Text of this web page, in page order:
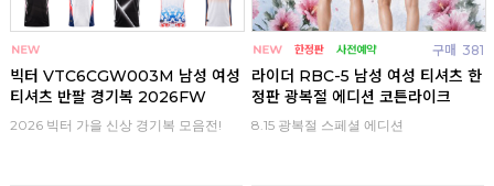
빅터 VTC6CGW003M 남성 여성
티셔츠 반팔 경기복 2026FW
2026 빅터 가을 신상 경기복 모음전!
구매 381
라이더 RBC-5 남성 여성 티셔츠 한
정판 광복절 에디션 코튼라이크
8.15 광복절 스페셜 에디션